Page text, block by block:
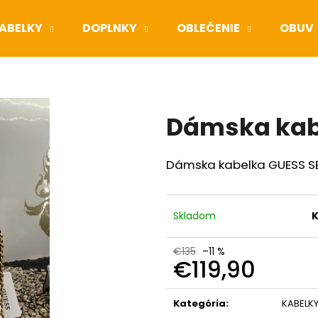
DOPLNKY OBLEČENIE OBUV
Dámska
Dámska kabelka GUESS
Skladom
€135 –11 %
€119,90
Jednotková
cena:
Kategória: KABELKY
HĽADAŤ